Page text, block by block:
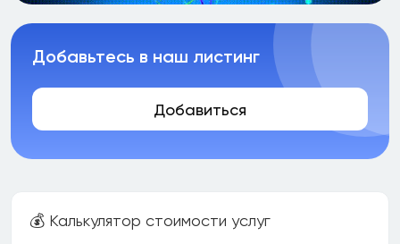
Добавьтесь в наш листинг
Добавиться
💰 Калькулятор стоимости услуг